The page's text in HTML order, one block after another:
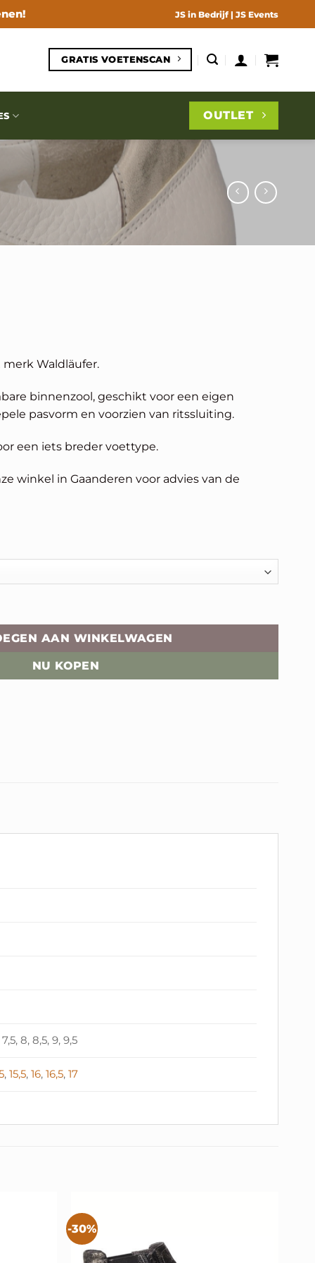
JS in Bedrijf | JS Events
GRATIS VOETENSCAN
OUTLET
Waldläufer.
binnenzool, geschikt voor een eigen
pasvorm en voorzien van ritssluiting.
een iets breder voettype.
winkel in Gaanderen voor advies van de
AAN WINKELWAGEN
NU KOPEN
7,5, 8, 8,5, 9, 9,5
,15,5,16,16,5,17
-30%